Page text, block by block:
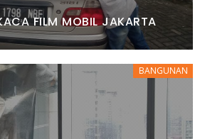
FILM MOBIL JAKARTA
BANGUNAN